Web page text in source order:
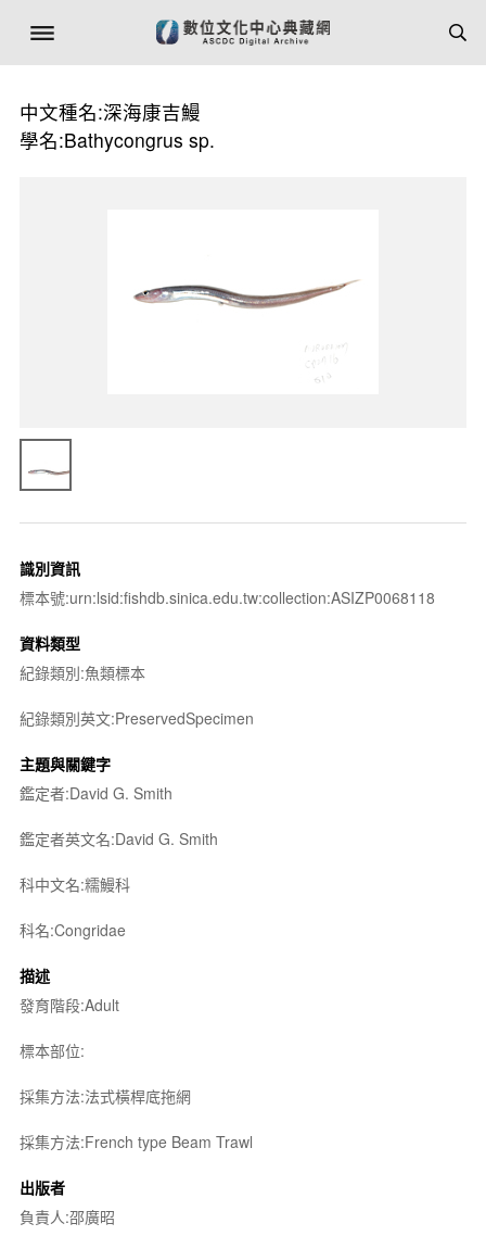
中文種名:深海康吉鰻
學名:Bathycongrus sp.
識別資訊
標本號:urn:lsid:fishdb.sinica.edu.tw:collection:ASIZP0068118
資料類型
紀錄類別:魚類標本
紀錄類別英文:PreservedSpecimen
主題與關鍵字
鑑定者:David G. Smith
鑑定者英文名:David G. Smith
科中文名:糯鰻科
科名:Congridae
描述
發育階段:Adult
標本部位:
採集方法:法式橫桿底拖網
採集方法:French type Beam Trawl
出版者
負責人:邵廣昭